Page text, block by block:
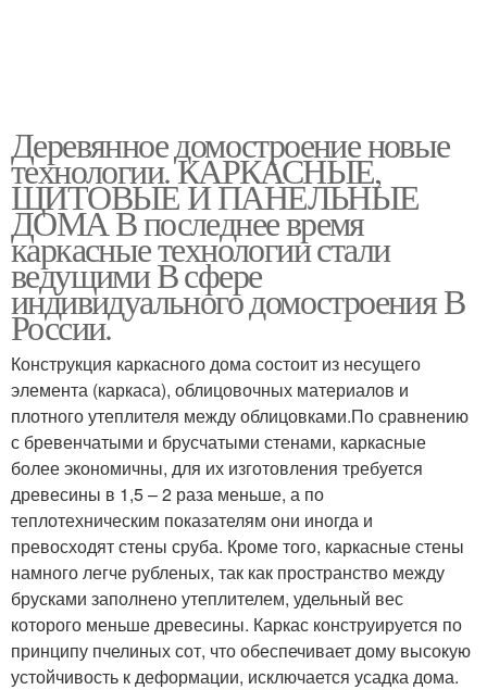
Деревянное домостроение новые
технологии. КАРКАСНЫЕ,
ЩИТОВЫЕ И ПАНЕЛЬНЫЕ
ДОМА В последнее время
каркасные технологии стали
ведущими В сфере
индивидуального домостроения В
России.
Конструкция каркасного дома состоит из несущего
элемента (каркаса), облицовочных материалов и
плотного утеплителя между облицовками.По сравнению
с бревенчатыми и брусчатыми стенами, каркасные
более экономичны, для их изготовления требуется
древесины в 1,5 – 2 раза меньше, а по
теплотехническим показателям они иногда и
превосходят стены сруба. Кроме того, каркасные стены
намного легче рубленых, так как пространство между
брусками заполнено утеплителем, удельный вес
которого меньше древесины. Каркас конструируется по
принципу пчелиных сот, что обеспечивает дому высокую
устойчивость к деформации, исключается усадка дома.